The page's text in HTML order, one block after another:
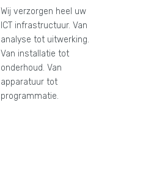
Wij verzorgen heel uw
ICT infrastructuur. Van
analyse tot uitwerking.
Van installatie tot
onderhoud. Van
apparatuur tot
programmatie.